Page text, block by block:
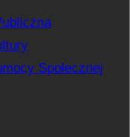
Społecznej